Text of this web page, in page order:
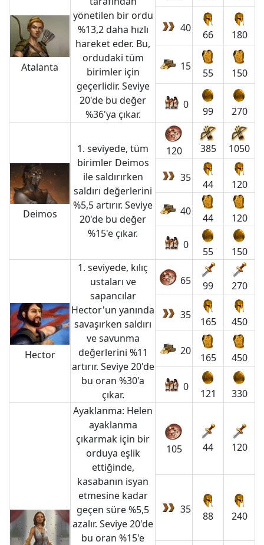
Atalanta
yönetilen bir ordu
%13,2 daha hızlı
hareket eder. Bu,
ordudaki tüm
birimler için
geçerlidir. Seviye
20'de bu değer
%36'ya çıkar.
40
66 180
15
55 150
0
99 270
Deimos
1. seviyede, tüm
birimler Deimos
ile saldırırken
saldırı değerlerini
%5,5 artırır. Seviye
20'de bu değer
%15'e çıkar.
120 385 1050
35
44 120
40
44 120
0
55 150
Hector
1. seviyede, kılıç
ustaları ve
sapancılar
Hector'un yanında
savaşırken saldırı
ve savunma
değerlerini %11
artırır. Seviye 20'de
bu oran %30'a
çıkar.
65 99 270
35
165 450
20
165 450
0
121 330
Ayaklanma: Helen
ayaklanma
çıkarmak için bir
orduya eşlik
ettiğinde,
kasabanın isyan
etmesine kadar
geçen süre %5,5
azalır. Seviye 20'de
bu oran %15'e
105 44 120
35
88 240